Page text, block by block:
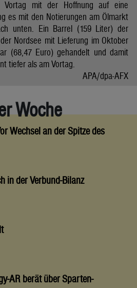
Vortag mit der Hoffnung auf eine
es mit den Notierungen am Ölmarkt
unten. Ein Barrel (159 Liter) der
Nordsee mit Lieferung im Oktober
(68,47 Euro) gehandelt und damit
tiefer als am Vortag.
APA/dpa-AFX
Woche
Wechsel an der Spitze des
in der Verbund-Bilanz
AR berät über Sparten-